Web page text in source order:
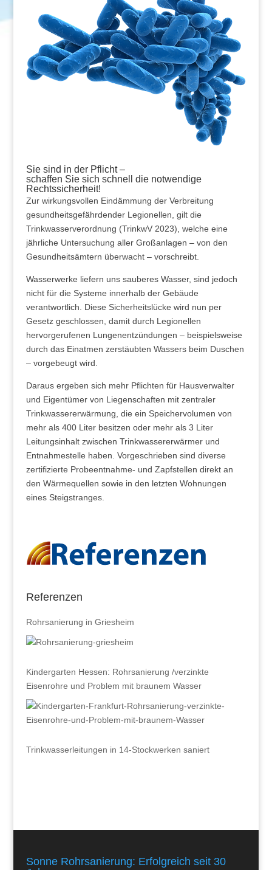
Sie sind in der Pflicht –
schaffen Sie sich schnell die notwendige
Rechtssicherheit!
Zur wirkungsvollen Eindämmung der Verbreitung
gesundheitsgefährdender Legionellen, gilt die
Trinkwasserverordnung (TrinkwV 2023), welche eine
jährliche Untersuchung aller Großanlagen – von den
Gesundheitsämtern überwacht – vorschreibt.
Wasserwerke liefern uns sauberes Wasser, sind jedoch
nicht für die Systeme innerhalb der Gebäude
verantwortlich. Diese Sicherheitslücke wird nun per
Gesetz geschlossen, damit durch Legionellen
hervorgerufenen Lungenentzündungen – beispielsweise
durch das Einatmen zerstäubten Wassers beim Duschen
– vorgebeugt wird.
Daraus ergeben sich mehr Pflichten für Hausverwalter
und Eigentümer von Liegenschaften mit zentraler
Trinkwassererwärmung, die ein Speichervolumen von
mehr als 400 Liter besitzen oder mehr als 3 Liter
Leitungsinhalt zwischen Trinkwassererwärmer und
Entnahmestelle haben. Vorgeschrieben sind diverse
zertifizierte Probeentnahme- und Zapfstellen direkt an
den Wärmequellen sowie in den letzten Wohnungen
eines Steigstranges.
Referenzen
Rohrsanierung in Griesheim
Kindergarten Hessen: Rohrsanierung /verzinkte
Eisenrohre und Problem mit braunem Wasser
Trinkwasserleitungen in 14-Stockwerken saniert
Sonne Rohrsanierung: Erfolgreich seit 30